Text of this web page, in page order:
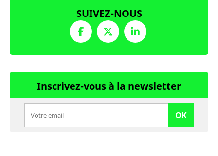
SUIVEZ-NOUS
Inscrivez-vous à la newsletter
OK